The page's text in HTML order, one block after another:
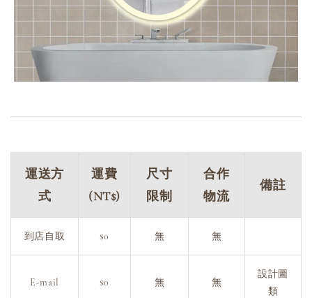
運送方
式
運費
(NT$)
尺寸
限制
合作
物流
備註
到店自取 $0 無 無
E-mail $0 無 無
設計圖
類